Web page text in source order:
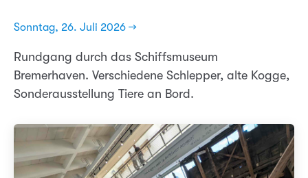
Sonntag, 26. Juli 2026 →
Rundgang durch das Schiffsmuseum
Bremerhaven. Verschiedene Schlepper, alte Kogge,
Sonderausstellung Tiere an Bord.